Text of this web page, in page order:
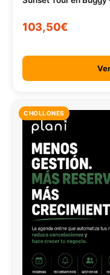
103,50€
CHOLLONES